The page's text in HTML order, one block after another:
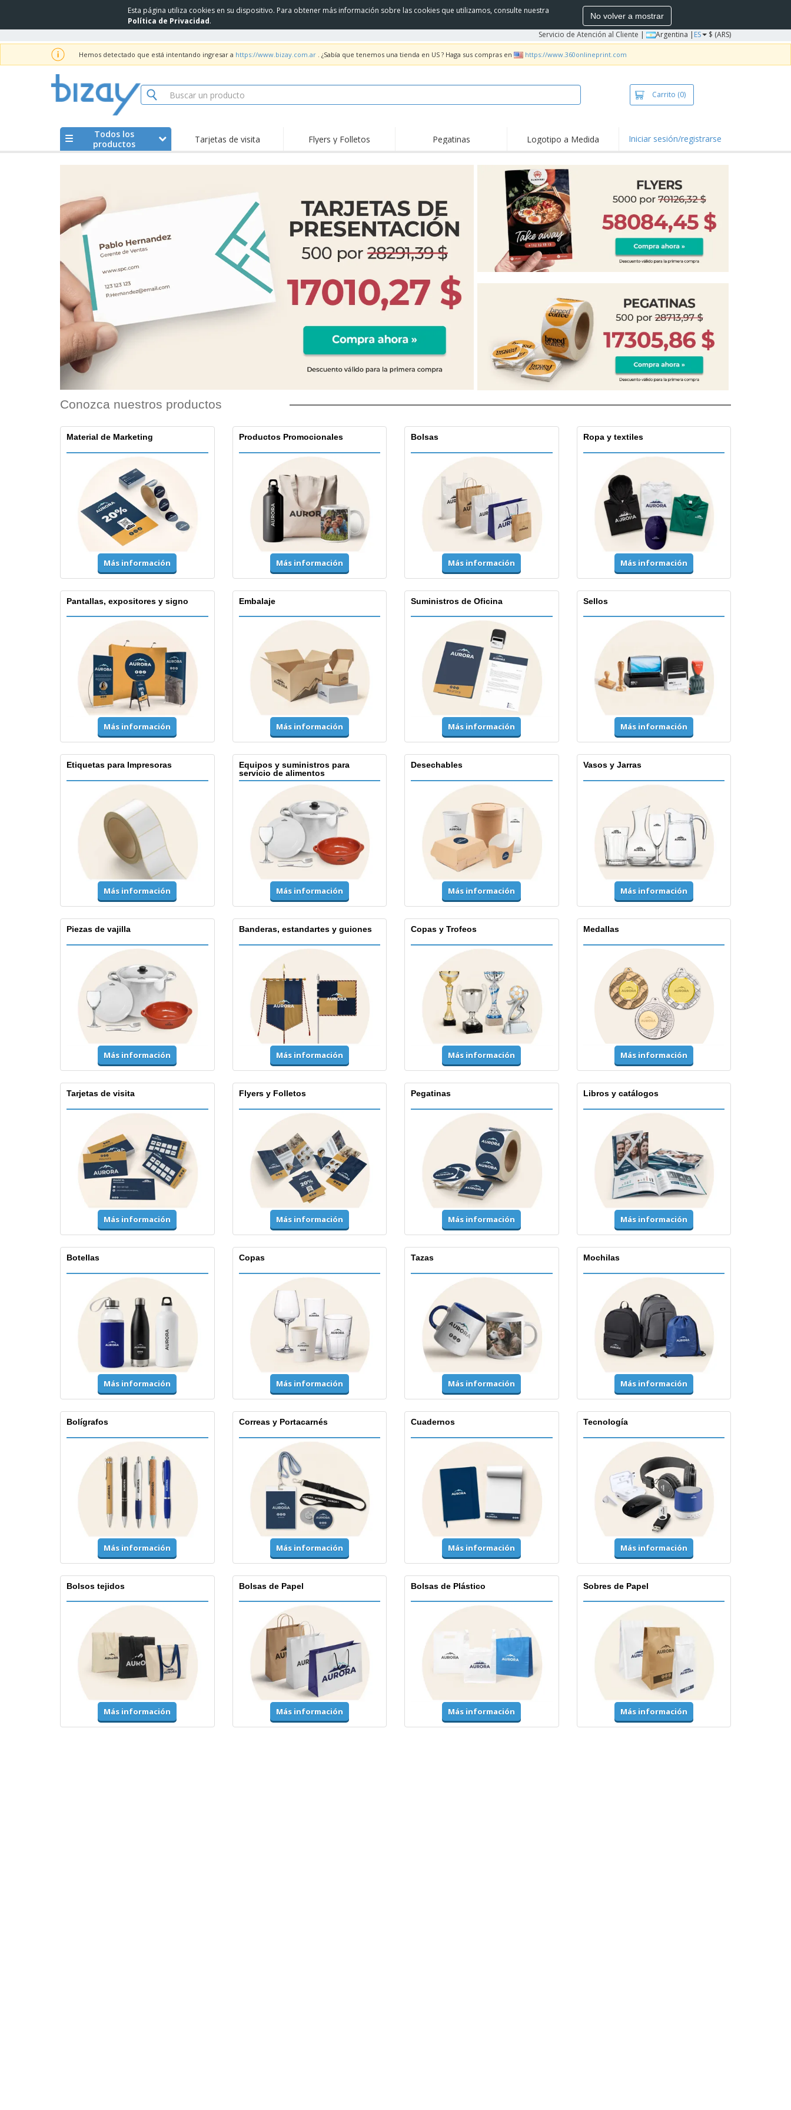
Esta página utiliza cookies en su dispositivo. Para obtener más información sobre las cookies que utilizamos, consulte nuestra
Política de Privacidad. No volver a mostrar
Servicio de Atención al Cliente | Argentina | ES $ (ARS)
Hemos detectado que está intentando ingresar a https://www.bizay.com.ar . ¿Sabía que tenemos una tienda en US ? Haga sus compras en https://www.360onlineprint.com
Carrito (0)
Todos los
productos
Tarjetas de visita Flyers y Folletos Pegatinas Logotipo a Medida Iniciar sesión/registrarse
Conozca nuestros productos
Material de Marketing
Más información
Productos Promocionales
Más información
Bolsas
Más información
Ropa y textiles
Más información
Pantallas, expositores y signo
Más información
Embalaje
Más información
Suministros de Oficina
Más información
Sellos
Más información
Etiquetas para Impresoras
Más información
Equipos y suministros para
servicio de alimentos
Más información
Desechables
Más información
Vasos y Jarras
Más información
Piezas de vajilla
Más información
Banderas, estandartes y guiones
Más información
Copas y Trofeos
Más información
Medallas
Más información
Tarjetas de visita
Más información
Flyers y Folletos
Más información
Pegatinas
Más información
Libros y catálogos
Más información
Botellas
Más información
Copas
Más información
Tazas
Más información
Mochilas
Más información
Bolígrafos
Más información
Correas y Portacarnés
Más información
Cuadernos
Más información
Tecnología
Más información
Bolsos tejidos
Más información
Bolsas de Papel
Más información
Bolsas de Plástico
Más información
Sobres de Papel
Más información